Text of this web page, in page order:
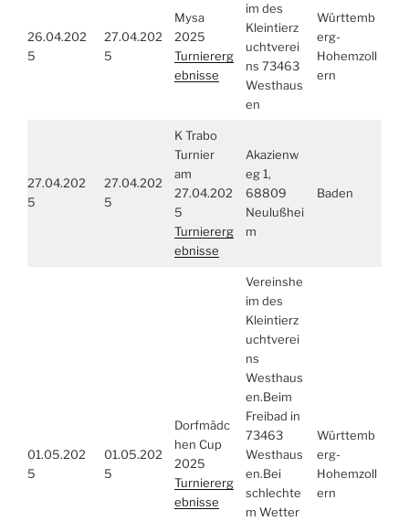
26.04.202
5
27.04.202
5
Mysa
2025
Turniererg
ebnisse
im des
Kleintierz
uchtverei
ns 73463
Westhaus
en
Württemb
erg-
Hohemzoll
ern
27.04.202
5
27.04.202
5
K Trabo
Turnier
am
27.04.202
5
Turniererg
ebnisse
Akazienw
eg 1,
68809
Neulußhei
m
Baden
01.05.202
5
01.05.202
5
Dorfmädc
hen Cup
2025
Turniererg
ebnisse
Vereinshe
im des
Kleintierz
uchtverei
ns
Westhaus
en.Beim
Freibad in
73463
Westhaus
en.Bei
schlechte
m Wetter
Württemb
erg-
Hohemzoll
ern